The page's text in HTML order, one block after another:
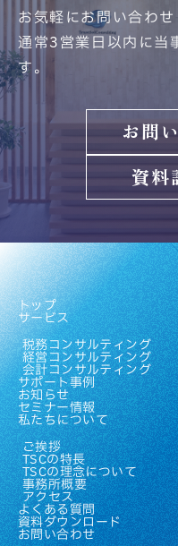
お気軽にお問い合わせ
通常3営業日以内に当
す。
お問
資料
トップ
サービス
税務コンサルティング
経営コンサルティング
会計コンサルティング
サポート事例
お知らせ
セミナー情報
私たちについて
ご挨拶
TSCの特長
TSCの理念について
事務所概要
アクセス
よくある質問
資料ダウンロード
お問い合わせ